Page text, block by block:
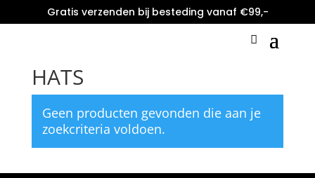
Gratis verzenden bij besteding vanaf €99,-
HATS
Geen producten gevonden die aan je
zoekcriteria voldoen.